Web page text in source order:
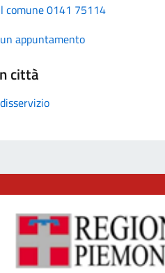
comune 0141 75114
appuntamento
città